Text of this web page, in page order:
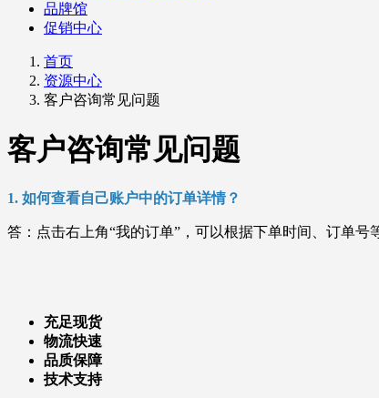
品牌馆
促销中心
首页
资源中心
客户咨询常见问题
客户咨询常见问题
1. 如何查看自己账户中的订单详情？
答：点击右上角“我的订单”，可以根据下单时间、订单号
充足现货
物流快速
品质保障
技术支持